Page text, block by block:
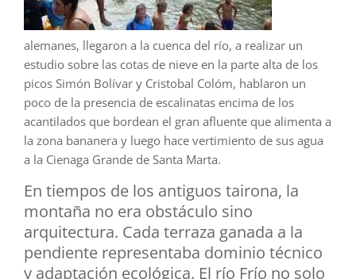
alemanes, llegaron a la cuenca del río, a realizar un
estudio sobre las cotas de nieve en la parte alta de los
picos Simón Bolívar y Cristobal Colóm, hablaron un
poco de la presencia de escalinatas encima de los
acantilados que bordean el gran afluente que alimenta a
la zona bananera y luego hace vertimiento de sus agua
a la Cienaga Grande de Santa Marta.
En tiempos de los antiguos tairona, la
montaña no era obstáculo sino
arquitectura. Cada terraza ganada a la
pendiente representaba dominio técnico
y adaptación ecológica. El río Frío no solo